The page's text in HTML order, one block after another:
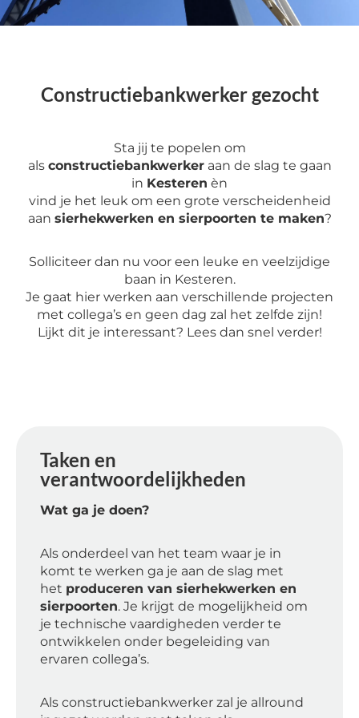
Constructiebankwerker gezocht
Sta jij te popelen om
als constructiebankwerkeraan de slag te gaan
in Kesteren èn
vind je het leuk om een grote verscheidenheid
aan sierhekwerken en sierpoorten te maken?
Solliciteer dan nu voor een leuke en veelzijdige
baan in Kesteren.
Je gaat hier werken aan verschillende projecten
met collega’s en geen dag zal het zelfde zijn!
Lijkt dit je interessant? Lees dan snel verder!
Taken en
verantwoordelijkheden
Wat ga je doen?
Als onderdeel van het team waar je in
komt te werken ga je aan de slag met
het produceren van sierhekwerken en
sierpoorten. Je krijgt de mogelijkheid om
je technische vaardigheden verder te
ontwikkelen onder begeleiding van
ervaren collega’s.
Als constructiebankwerker zal je allround